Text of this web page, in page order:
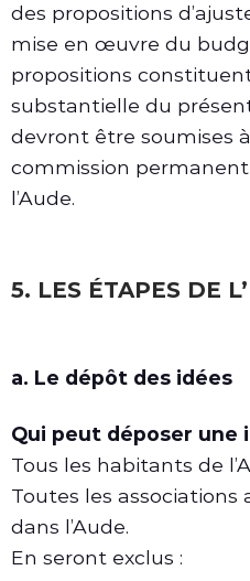
des propositions
mise en œuvre du
propositions
substantielle du
devront être soumises
commission
l’Aude.
5. LES ÉTAPES DE
a. Le dépôt des idées
Qui peut déposer une
Tous les habitants de
Toutes les associations
dans l’Aude.
En seront exclus :